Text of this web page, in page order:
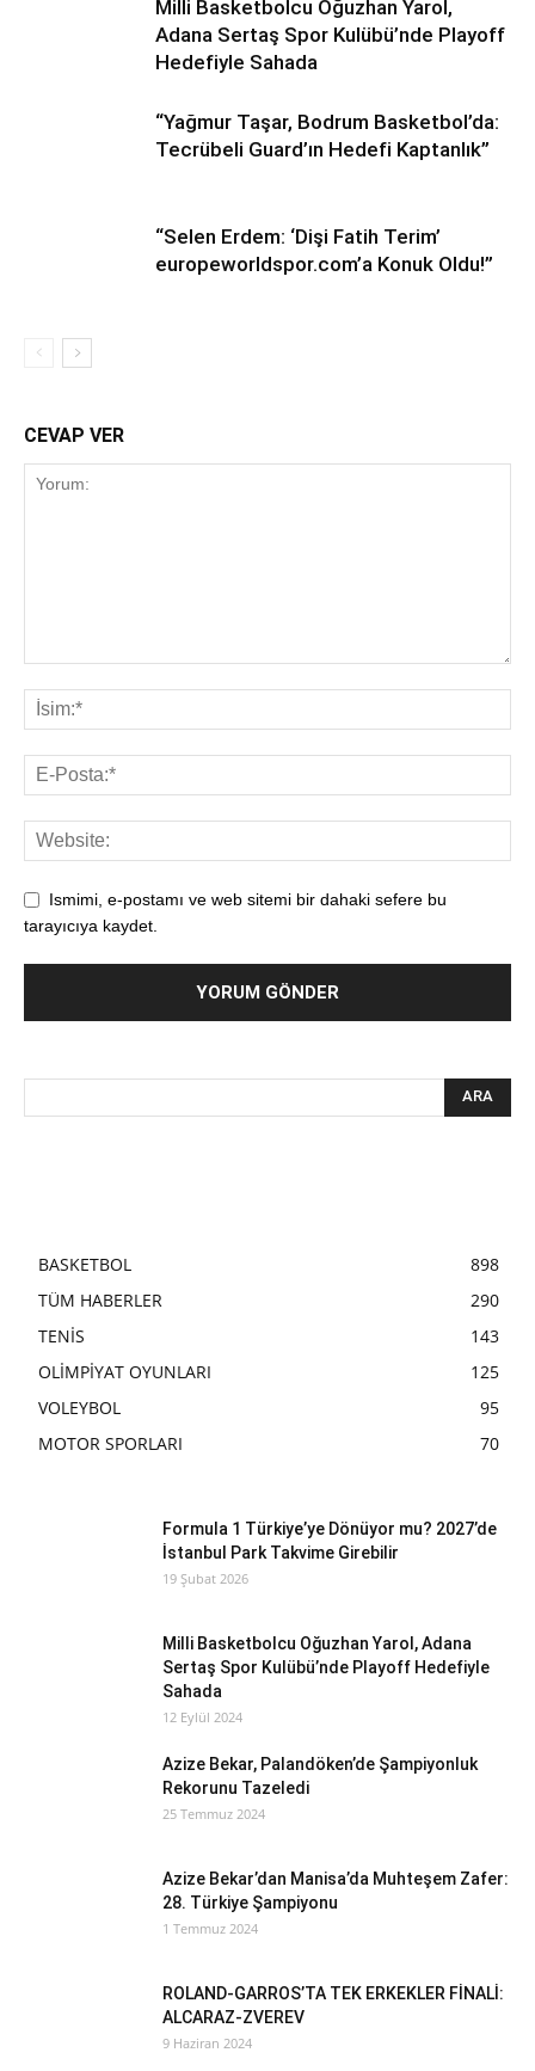
Milli Basketbolcu Oğuzhan Yarol,
Adana Sertaş Spor Kulübü’nde Playoff
Hedefiyle Sahada
“Yağmur Taşar, Bodrum Basketbol’da:
Tecrübeli Guard’ın Hedefi Kaptanlık”
“Selen Erdem: ‘Dişi Fatih Terim’
europeworldspor.com’a Konuk Oldu!”
CEVAP VER
Ismimi, e-postamı ve web sitemi bir dahaki sefere bu
tarayıcıya kaydet.
BASKETBOL
898
TÜM HABERLER
290
TENİS
143
OLİMPİYAT OYUNLARI
125
VOLEYBOL
95
MOTOR SPORLARI
70
Formula 1 Türkiye’ye Dönüyor mu? 2027’de
İstanbul Park Takvime Girebilir
19 Şubat 2026
Milli Basketbolcu Oğuzhan Yarol, Adana
Sertaş Spor Kulübü’nde Playoff Hedefiyle
Sahada
12 Eylül 2024
Azize Bekar, Palandöken’de Şampiyonluk
Rekorunu Tazeledi
25 Temmuz 2024
Azize Bekar’dan Manisa’da Muhteşem Zafer:
28. Türkiye Şampiyonu
1 Temmuz 2024
ROLAND-GARROS’TA TEK ERKEKLER FİNALİ:
ALCARAZ-ZVEREV
9 Haziran 2024